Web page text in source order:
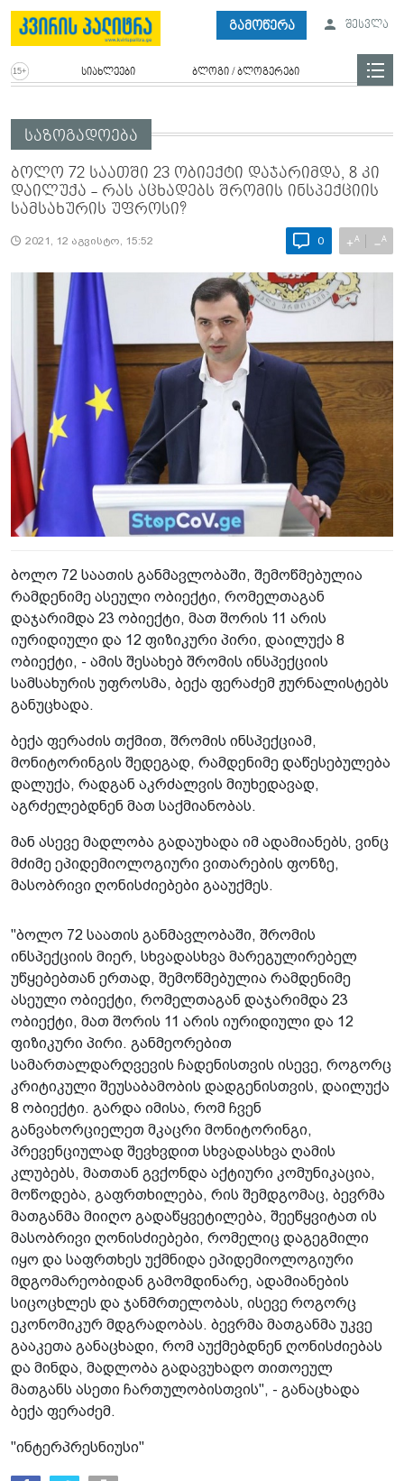
გამოწერა შესვლა
სიახლეები ბლოგი / ბლოგერები
საზოგადოება
ბოლო 72 საათში 23 ობიექტი დაჯარიმდა, 8 კი
დაილუქა - რას აცხადებს შრომის ინსპექციის
სამსახურის უფროსი?
2021, 12 აგვისტო, 15:52 0 +A −A
ბოლო 72 საათის განმავლობაში, შემოწმებულია
რამდენიმე ასეული ობიექტი, რომელთაგან
დაჯარიმდა 23 ობიექტი, მათ შორის 11 არის
იურიდიული და 12 ფიზიკური პირი, დაილუქა 8
ობიექტი, - ამის შესახებ შრომის ინსპექციის
სამსახურის უფროსმა, ბექა ფერაძემ ჟურნალისტებს
განუცხადა.
ბექა ფერაძის თქმით, შრომის ინსპექციამ,
მონიტორინგის შედეგად, რამდენიმე დაწესებულება
დალუქა, რადგან აკრძალვის მიუხედავად,
აგრძელებდნენ მათ საქმიანობას.
მან ასევე მადლობა გადაუხადა იმ ადამიანებს, ვინც
მძიმე ეპიდემიოლოგიური ვითარების ფონზე,
მასობრივი ღონისძიებები გააუქმეს.
"ბოლო 72 საათის განმავლობაში, შრომის
ინსპექციის მიერ, სხვადასხვა მარეგულირებელ
უწყებებთან ერთად, შემოწმებულია რამდენიმე
ასეული ობიექტი, რომელთაგან დაჯარიმდა 23
ობიექტი, მათ შორის 11 არის იურიდიული და 12
ფიზიკური პირი. განმეორებით
სამართალდარღვევის ჩადენისთვის ისევე, როგორც
კრიტიკული შეუსაბამობის დადგენისთვის, დაილუქა
8 ობიექტი. გარდა იმისა, რომ ჩვენ
განვახორციელეთ მკაცრი მონიტორინგი,
პრევენციულად შევხვდით სხვადასხვა ღამის
კლუბებს, მათთან გვქონდა აქტიური კომუნიკაცია,
მოწოდება, გაფრთხილება, რის შემდგომაც, ბევრმა
მათგანმა მიიღო გადაწყვეტილება, შეეწყვიტათ ის
მასობრივი ღონისძიებები, რომელიც დაგეგმილი
იყო და საფრთხეს უქმნიდა ეპიდემიოლოგიური
მდგომარეობიდან გამომდინარე, ადამიანების
სიცოცხლეს და ჯანმრთელობას, ისევე როგორც
ეკონომიკურ მდგრადობას. ბევრმა მათგანმა უკვე
გააკეთა განაცხადი, რომ აუქმებდნენ ღონისძიებას
და მინდა, მადლობა გადავუხადო თითოეულ
მათგანს ასეთი ჩართულობისთვის", - განაცხადა
ბექა ფერაძემ.
"ინტერპრესნიუსი"